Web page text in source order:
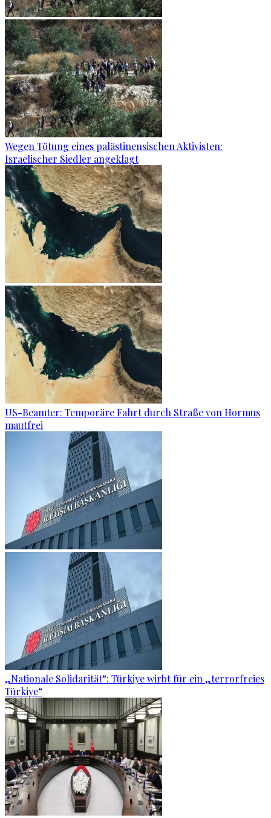
Wegen Tötung eines palästinensischen Aktivisten:
Israelischer Siedler angeklagt
US-Beamter: Temporäre Fahrt durch Straße von Hormus
mautfrei
„Nationale Solidarität“: Türkiye wirbt für ein „terrorfreies
Türkiye“